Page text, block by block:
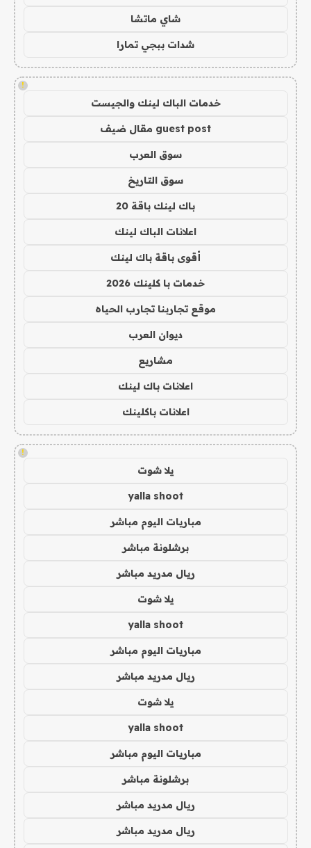
شاي ماتشا
شدات ببجي تمارا
!
خدمات الباك لينك والجيست
guest post مقال ضيف
سوق العرب
سوق التاريخ
باك لينك باقة 20
اعلانات الباك لينك
أقوى باقة باك لينك
خدمات با كلينك 2026
موقع تجاربنا تجارب الحياه
ديوان العرب
مشاريع
اعلانات باك لينك
اعلانات باكلينك
!
يلا شوت
yalla shoot
مباريات اليوم مباشر
برشلونة مباشر
ريال مدريد مباشر
يلا شوت
yalla shoot
مباريات اليوم مباشر
ريال مدريد مباشر
يلا شوت
yalla shoot
مباريات اليوم مباشر
برشلونة مباشر
ريال مدريد مباشر
ريال مدريد مباشر